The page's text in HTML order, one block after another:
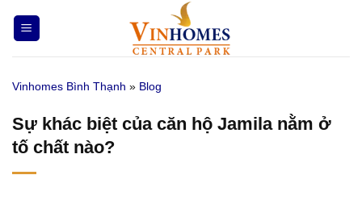
qua
nội
Vinhomes Bình Thạnh » Blog
Sự khác biệt của căn hộ Jamila nằm ở
tố chất nào?